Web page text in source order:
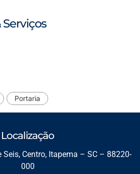
Portaria
Localização
Seis, Centro, Itapema – SC – 88220-
000